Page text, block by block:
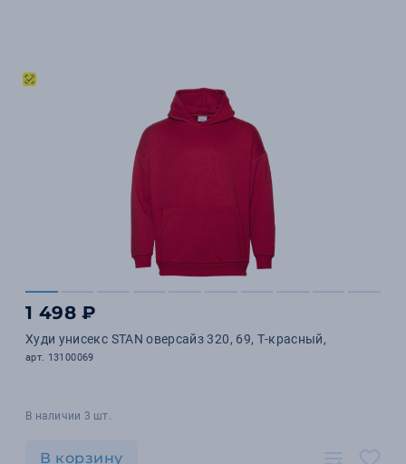
1 498 ₽
Худи унисекс STAN оверсайз 320, 69, Т-красный,
арт. 13100069
В наличии 3 шт.
В корзину